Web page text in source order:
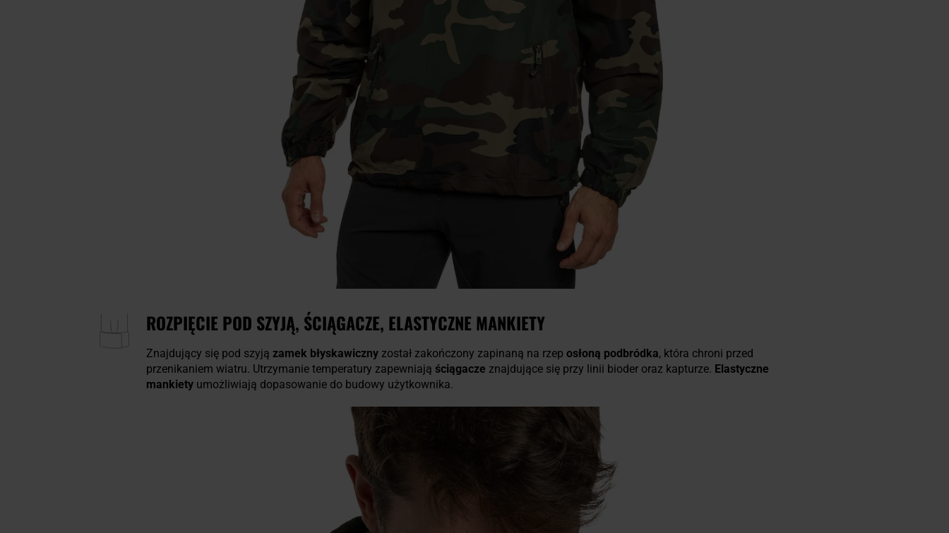
ROZPIĘCIE POD SZYJĄ, ŚCIĄGACZE, ELASTYCZNE MANKIETY
Znajdujący się pod szyją zamek błyskawiczny został zakończony zapinaną na rzep osłoną podbródka, która chroni przed
przenikaniem wiatru. Utrzymanie temperatury zapewniają ściągacze znajdujące się przy linii bioder oraz kapturze. Elastyczne
mankiety umożliwiają dopasowanie do budowy użytkownika.